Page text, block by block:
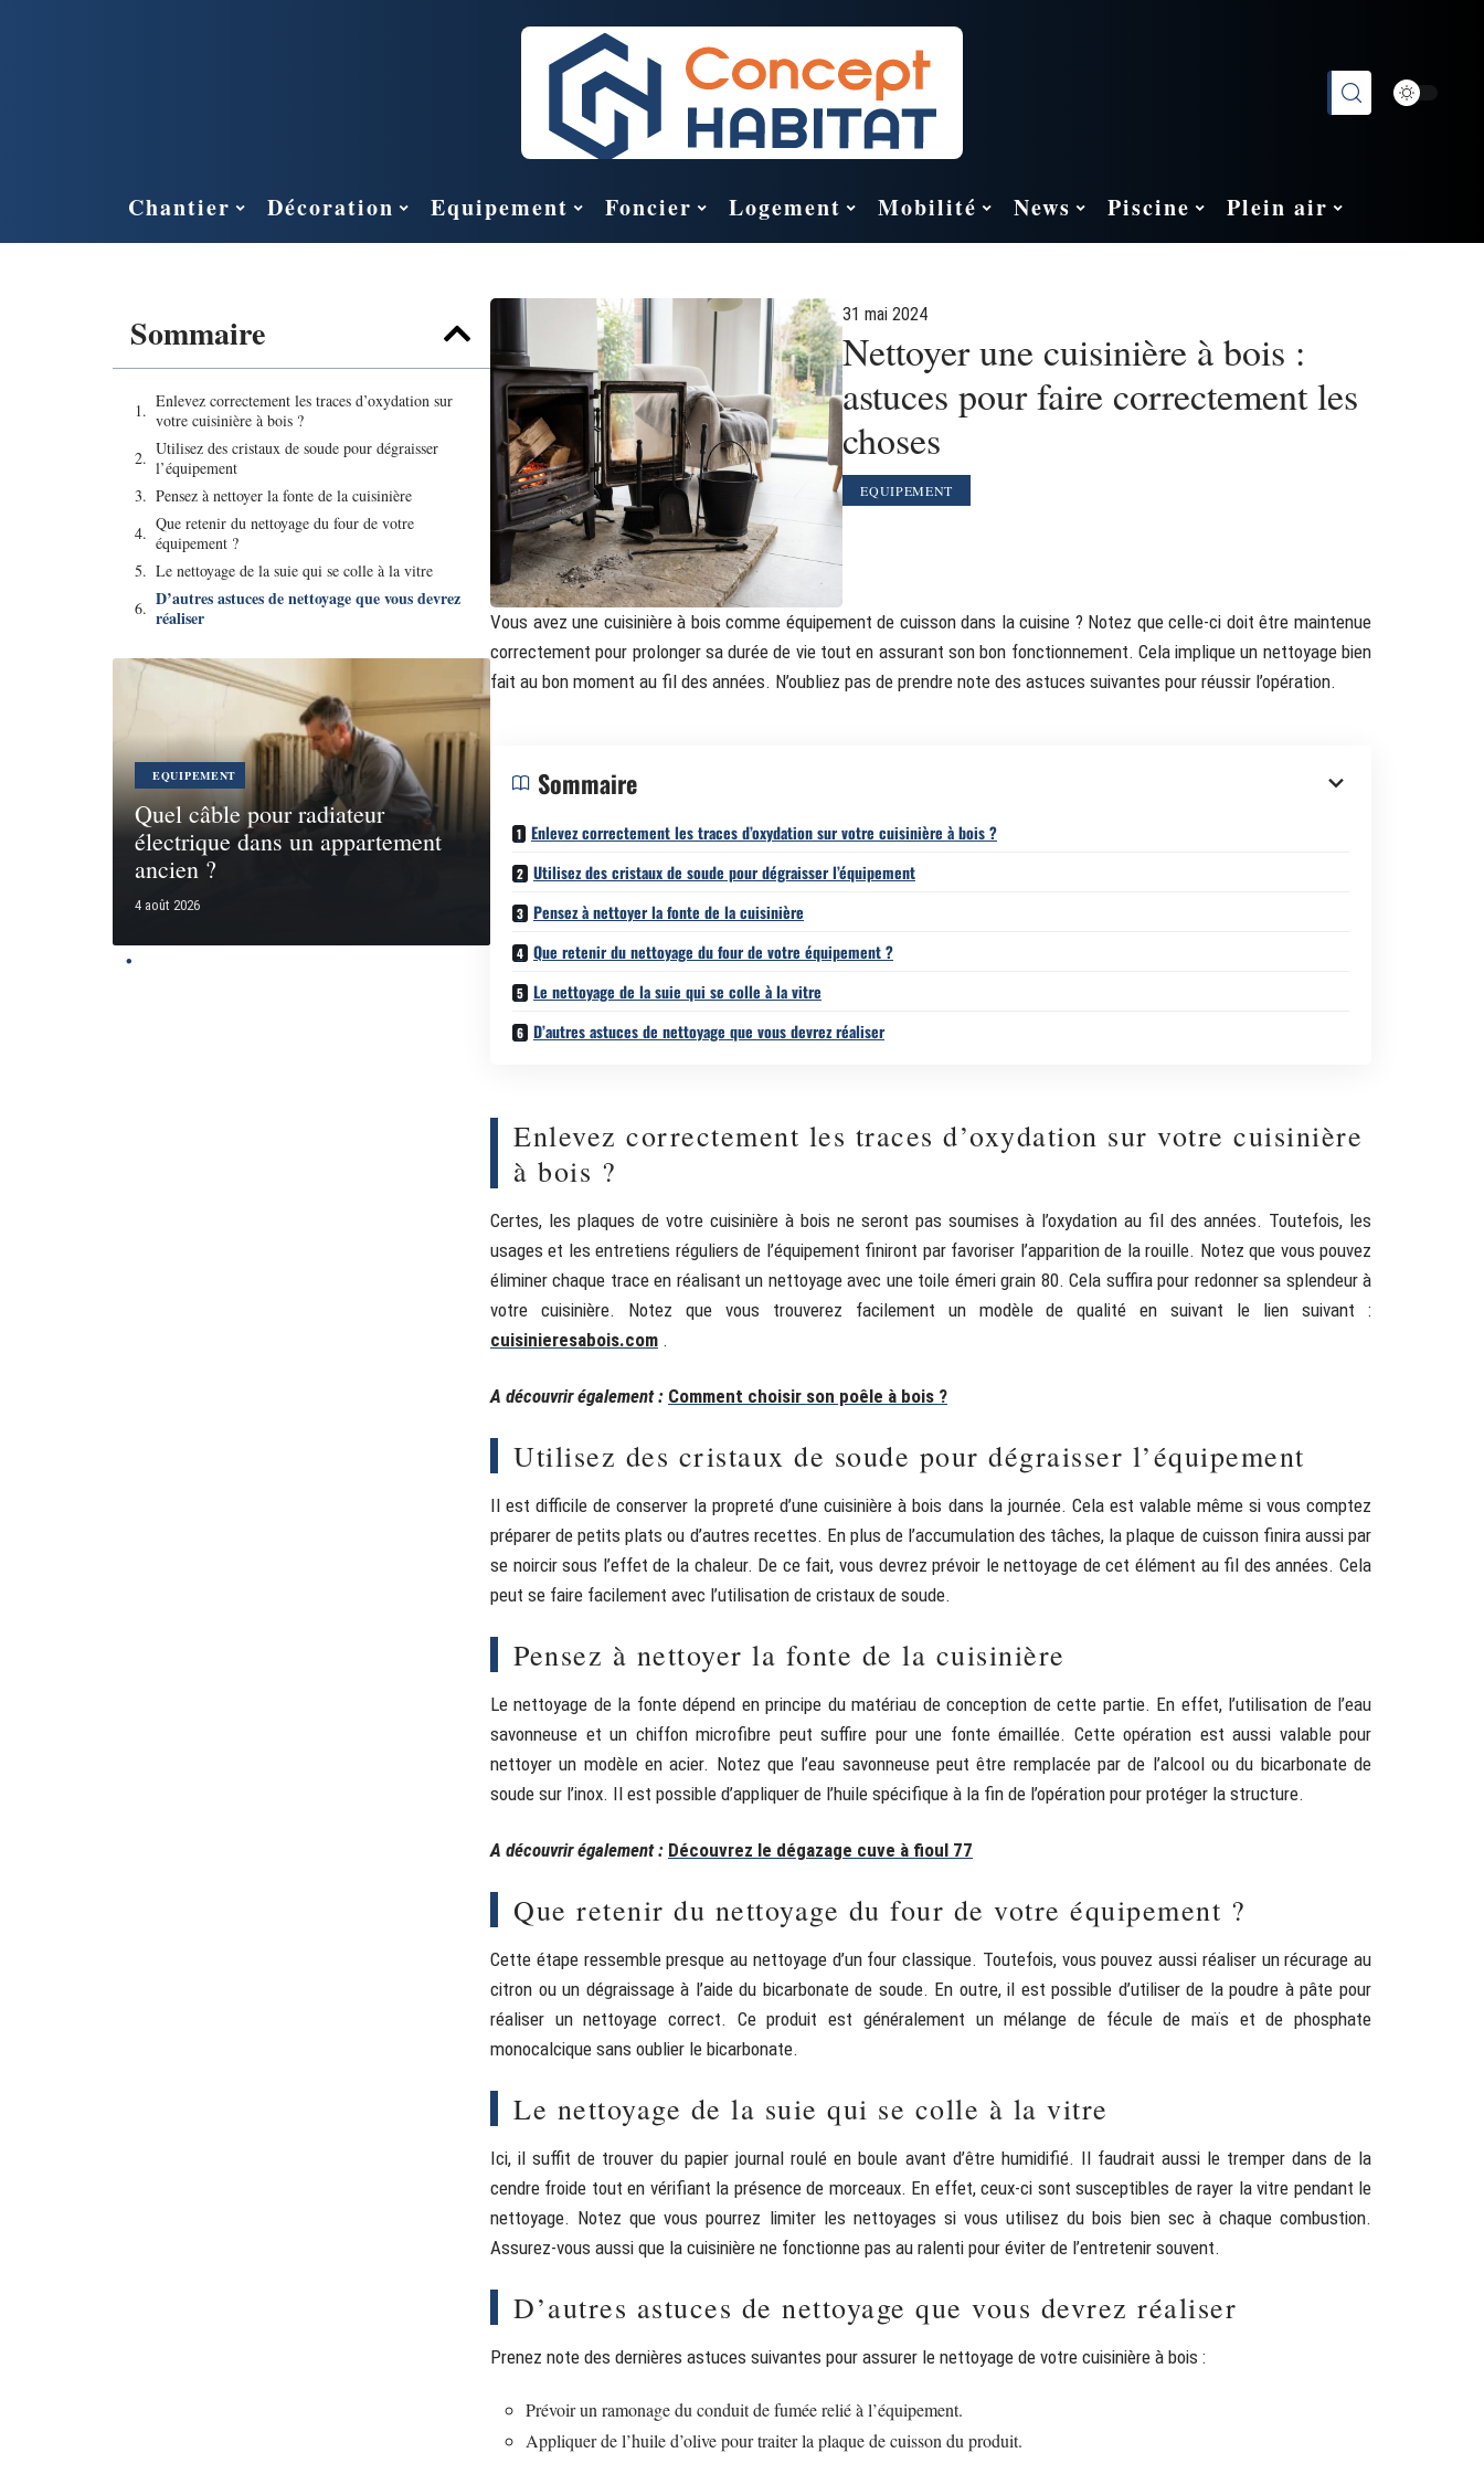
Chantier Décoration Equipement Foncier Logement Mobilité News Piscine Plein air
Sommaire
Enlevez correctement les traces d’oxydation sur
votre cuisinière à bois ?
Utilisez des cristaux de soude pour dégraisser
l’équipement
Pensez à nettoyer la fonte de la cuisinière
Que retenir du nettoyage du four de votre
équipement ?
Le nettoyage de la suie qui se colle à la vitre
D’autres astuces de nettoyage que vous devrez
réaliser
EQUIPEMENT
Quel câble pour radiateur
électrique dans un appartement
ancien ?
4 août 2026
31 mai 2024
Nettoyer une cuisinière à bois :
astuces pour faire correctement les
choses
EQUIPEMENT
Vous avez une cuisinière à bois comme équipement de cuisson dans la cuisine ? Notez que celle-ci doit être maintenue
correctement pour prolonger sa durée de vie tout en assurant son bon fonctionnement. Cela implique un nettoyage bien
fait au bon moment au fil des années. N’oubliez pas de prendre note des astuces suivantes pour réussir l’opération.
Sommaire
Enlevez correctement les traces d’oxydation sur votre cuisinière à bois ?
Utilisez des cristaux de soude pour dégraisser l’équipement
Pensez à nettoyer la fonte de la cuisinière
Que retenir du nettoyage du four de votre équipement ?
Le nettoyage de la suie qui se colle à la vitre
D’autres astuces de nettoyage que vous devrez réaliser
Enlevez correctement les traces d’oxydation sur votre cuisinière
à bois ?
Certes, les plaques de votre cuisinière à bois ne seront pas soumises à l’oxydation au fil des années. Toutefois, les
usages et les entretiens réguliers de l’équipement finiront par favoriser l’apparition de la rouille. Notez que vous pouvez
éliminer chaque trace en réalisant un nettoyage avec une toile émeri grain 80. Cela suffira pour redonner sa splendeur à
votre cuisinière. Notez que vous trouverez facilement un modèle de qualité en suivant le lien suivant :
cuisinieresabois.com .
A découvrir également : Comment choisir son poêle à bois ?
Utilisez des cristaux de soude pour dégraisser l’équipement
Il est difficile de conserver la propreté d’une cuisinière à bois dans la journée. Cela est valable même si vous comptez
préparer de petits plats ou d’autres recettes. En plus de l’accumulation des tâches, la plaque de cuisson finira aussi par
se noircir sous l’effet de la chaleur. De ce fait, vous devrez prévoir le nettoyage de cet élément au fil des années. Cela
peut se faire facilement avec l’utilisation de cristaux de soude.
Pensez à nettoyer la fonte de la cuisinière
Le nettoyage de la fonte dépend en principe du matériau de conception de cette partie. En effet, l’utilisation de l’eau
savonneuse et un chiffon microfibre peut suffire pour une fonte émaillée. Cette opération est aussi valable pour
nettoyer un modèle en acier. Notez que l’eau savonneuse peut être remplacée par de l’alcool ou du bicarbonate de
soude sur l’inox. Il est possible d’appliquer de l’huile spécifique à la fin de l’opération pour protéger la structure.
A découvrir également : Découvrez le dégazage cuve à fioul 77
Que retenir du nettoyage du four de votre équipement ?
Cette étape ressemble presque au nettoyage d’un four classique. Toutefois, vous pouvez aussi réaliser un récurage au
citron ou un dégraissage à l’aide du bicarbonate de soude. En outre, il est possible d’utiliser de la poudre à pâte pour
réaliser un nettoyage correct. Ce produit est généralement un mélange de fécule de maïs et de phosphate
monocalcique sans oublier le bicarbonate.
Le nettoyage de la suie qui se colle à la vitre
Ici, il suffit de trouver du papier journal roulé en boule avant d’être humidifié. Il faudrait aussi le tremper dans de la
cendre froide tout en vérifiant la présence de morceaux. En effet, ceux-ci sont susceptibles de rayer la vitre pendant le
nettoyage. Notez que vous pourrez limiter les nettoyages si vous utilisez du bois bien sec à chaque combustion.
Assurez-vous aussi que la cuisinière ne fonctionne pas au ralenti pour éviter de l’entretenir souvent.
D’autres astuces de nettoyage que vous devrez réaliser
Prenez note des dernières astuces suivantes pour assurer le nettoyage de votre cuisinière à bois :
Prévoir un ramonage du conduit de fumée relié à l’équipement.
Appliquer de l’huile d’olive pour traiter la plaque de cuisson du produit.